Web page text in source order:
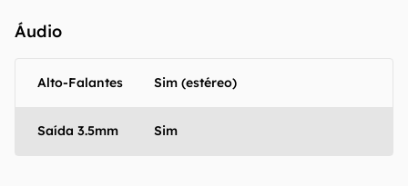
Áudio
Alto-Falantes Sim (estéreo)
Saída 3.5mm Sim